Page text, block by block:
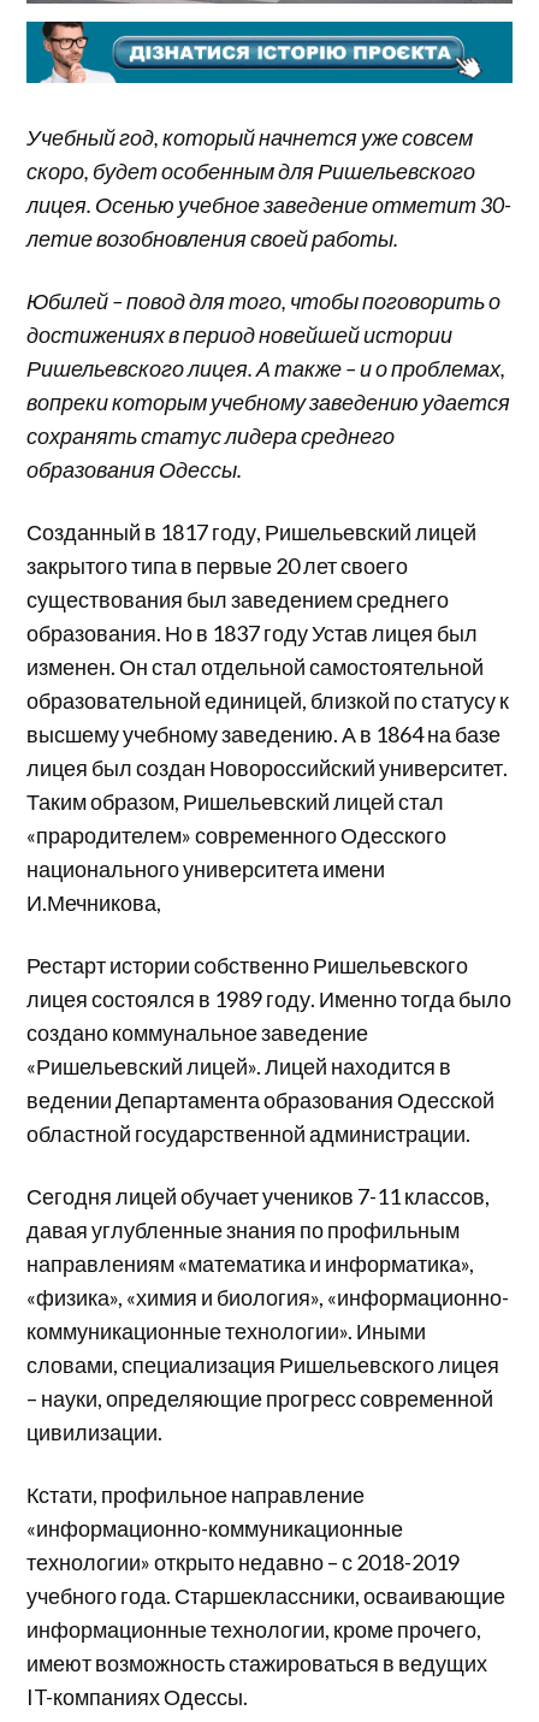
Учебный год, который начнется уже совсем
скоро, будет особенным для Ришельевского
лицея. Осенью учебное заведение отметит 30-
летие возобновления своей работы.
Юбилей – повод для того, чтобы поговорить о
достижениях в период новейшей истории
Ришельевского лицея. А также – и о проблемах,
вопреки которым учебному заведению удается
сохранять статус лидера среднего
образования Одессы.
Созданный в 1817 году, Ришельевский лицей
закрытого типа в первые 20 лет своего
существования был заведением среднего
образования. Но в 1837 году Устав лицея был
изменен. Он стал отдельной самостоятельной
образовательной единицей, близкой по статусу к
высшему учебному заведению. А в 1864 на базе
лицея был создан Новороссийский университет.
Таким образом, Ришельевский лицей стал
«прародителем» современного Одесского
национального университета имени
И.Мечникова,
Рестарт истории собственно Ришельевского
лицея состоялся в 1989 году. Именно тогда было
создано коммунальное заведение
«Ришельевский лицей». Лицей находится в
ведении Департамента образования Одесской
областной государственной администрации.
Сегодня лицей обучает учеников 7-11 классов,
давая углубленные знания по профильным
направлениям «математика и информатика»,
«физика», «химия и биология», «информационно-
коммуникационные технологии». Иными
словами, специализация Ришельевского лицея
– науки, определяющие прогресс современной
цивилизации.
Кстати, профильное направление
«информационно-коммуникационные
технологии» открыто недавно – с 2018-2019
учебного года. Старшеклассники, осваивающие
информационные технологии, кроме прочего,
имеют возможность стажироваться в ведущих
IT-компаниях Одессы.